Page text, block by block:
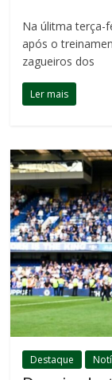
Na úlitma terça-
após o
zagueiros dos
Ler mais
Destaque